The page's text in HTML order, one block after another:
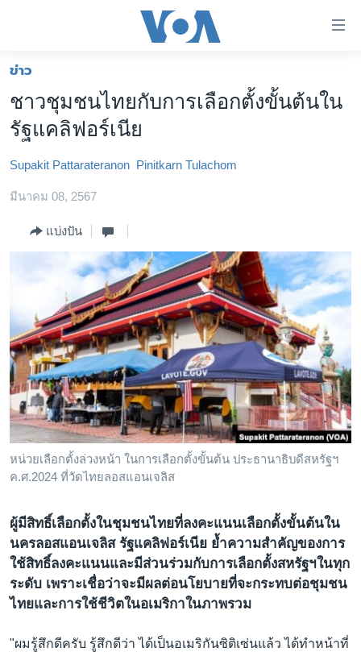
ต่อ
เนื้อหา
ข้าม
ไป
ข้าม
การ
ค้นหา
โลก
เอเชีย
สหรัฐฯ
ไทย
ธุรกิจ
วิทยาศาสตร์
สังคมและสุขภาพ
ไลฟ์สไตล์
ตรวจสอบข่าว
เรียนรู้ภาษาอังกฤษ
พอดคาสต์
ติดตามเรา
เลือกภาษา
ข่าว
ชาวชุมชนไทยกับการเลือกตั้งขั้นต้นใน
รัฐแคลิฟอร์เนีย
Supakit Pattarateranon Pinitkarn Tulachom
มีนาคม 08, 2567
แบ่งปัน
หน่วยเลือกตั้งล่วงหน้า ในการเลือกตั้งขั้นต้น ประธานาธิบดีสหรัฐฯ
ค.ศ.2024 ที่วัดไทยลอสแอนเจลิส
ผู้มีสิทธิ์เลือกตั้งในชุมชนไทยที่ลงคะแนนเลือกตั้งขั้นต้นใน
นครลอสแอนเจลิส รัฐแคลิฟอร์เนีย ย้ำความสำคัญของการ
ใช้สิทธิ์ลงคะแนนและมีส่วนร่วมกับการเลือกตั้งสหรัฐฯในทุก
ระดับ เพราะเชื่อว่าจะมีผลต่อนโยบายที่จะกระทบต่อชุมชน
ไทยและการใช้ชีวิตในอเมริกาในภาพรวม
"ผมรู้สึกดีครับ รู้สึกดีว่า ได้เป็นอเมริกันซิติเซ่นแล้ว ได้ทำหน้าที่